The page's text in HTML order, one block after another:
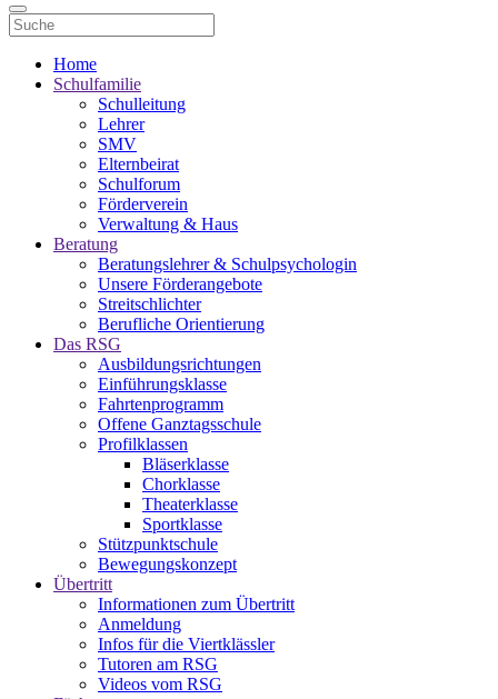
Home
Schulfamilie
Schulleitung
Lehrer
SMV
Elternbeirat
Schulforum
Förderverein
Verwaltung & Haus
Beratung
Beratungslehrer & Schulpsychologin
Unsere Förderangebote
Streitschlichter
Berufliche Orientierung
Das RSG
Ausbildungsrichtungen
Einführungsklasse
Fahrtenprogramm
Offene Ganztagsschule
Profilklassen
Bläserklasse
Chorklasse
Theaterklasse
Sportklasse
Stützpunktschule
Bewegungskonzept
Übertritt
Informationen zum Übertritt
Anmeldung
Infos für die Viertklässler
Tutoren am RSG
Videos vom RSG